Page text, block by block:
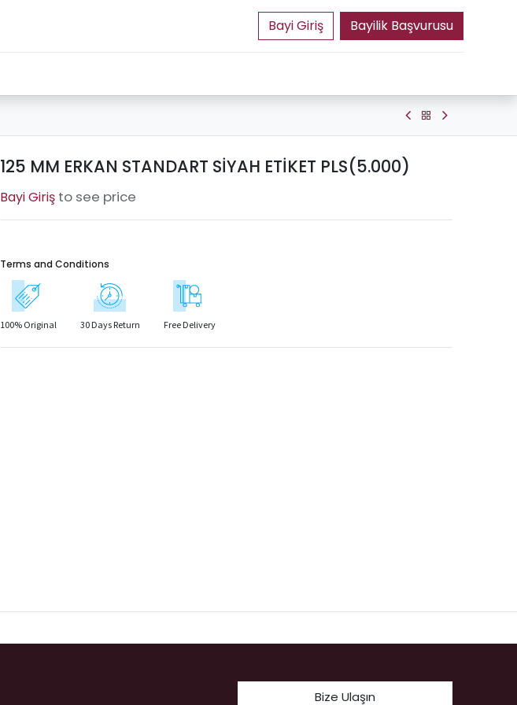
Bayilik Başvurusu
125 MM ERKAN STANDART SİYAH ETİKET PLS(5.000)
to see price
Terms and Conditions
100% Original 30 Days Return Free Delivery
Bize Ulaşın